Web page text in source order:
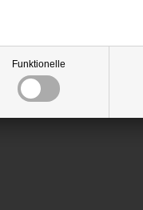
Funktionelle